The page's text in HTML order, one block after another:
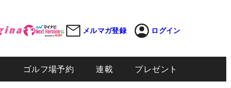
メルマガ登録 ログイン
ゴルフ場予約 連載 プレゼント